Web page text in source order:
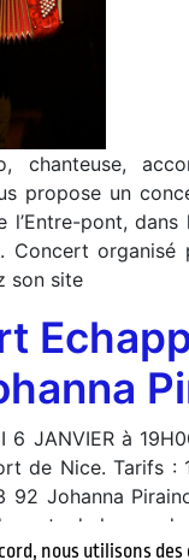
chanteuse,
propose un
l’Entre-pont,
Concert
son site
6 JANVIER à
de Nice. Tarifs
Johanna
arts de la rue,
nous utilisons des